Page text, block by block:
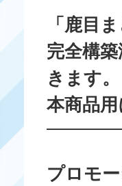
「鹿目
完全構
きます。
本商品
プロモ